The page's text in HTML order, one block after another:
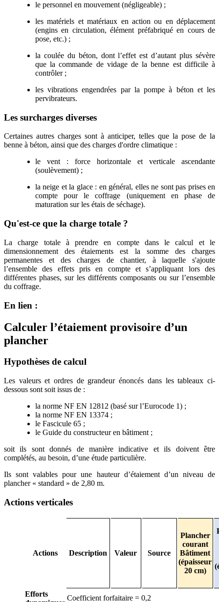
le personnel en mouvement (négligeable) ;
les matériels et matériaux en action ou en déplacement
(engins en circulation, élément préfabriqué en cours de
pose, etc.) ;
la coulée du béton, dont l’effet est d’autant plus sévère
que la commande de vidage de la benne est difficile à
contrôler ;
les vibrations engendrées par la pompe à béton et les
pervibrateurs.
Les surcharges diverses
Certaines autres charges sont à anticiper, telles que la pose de la
benne à béton, ainsi que des charges d'ordre climatique :
le vent : force horizontale et verticale ascendante
(soulèvement) ;
la neige et la glace : en général, elles ne sont pas prises en
compte pour le coffrage (uniquement en phase de
maturation sur les étais de séchage).
Qu'est-ce que la charge totale ?
La charge totale à prendre en compte dans le calcul et le
dimensionnement des étaiements est la somme des charges
permanentes et des charges de chantier, à laquelle s'ajoute
l’ensemble des effets pris en compte et s’appliquant lors des
différentes phases, sur les différents composants ou sur l’ensemble
du coffrage.
En lien :
Calculer l’étaiement provisoire d’un
plancher
Hypothèses de calcul
Les valeurs et ordres de grandeur énoncés dans les tableaux ci-
dessous sont soit issus de :
la norme NF EN 12812 (basé sur l’Eurocode 1) ;
la norme NF EN 13374 ;
le Fascicule 65 ;
le Guide du constructeur en bâtiment ;
soit ils sont donnés de manière indicative et ils doivent être
complétés, au besoin, d’une étude particulière.
Ils sont valables pour une hauteur d’étaiement d’un niveau de
plancher « standard » de 2,80 m.
Actions verticales
Actions Description Valeur Source
Plancher
courant
Bâtiment
(épaisseur
20 cm)
Efforts
Coefficient forfaitaire = 0,2